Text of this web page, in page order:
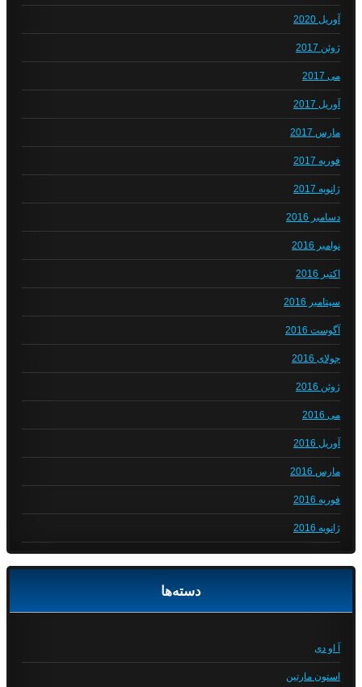
آوریل 2020
ژوئن 2017
می 2017
آوریل 2017
مارس 2017
فوریه 2017
ژانویه 2017
دسامبر 2016
نوامبر 2016
اکتبر 2016
سپتامبر 2016
آگوست 2016
جولای 2016
ژوئن 2016
می 2016
آوریل 2016
مارس 2016
فوریه 2016
ژانویه 2016
دسته‌ها
آ او دی
استون مارتین